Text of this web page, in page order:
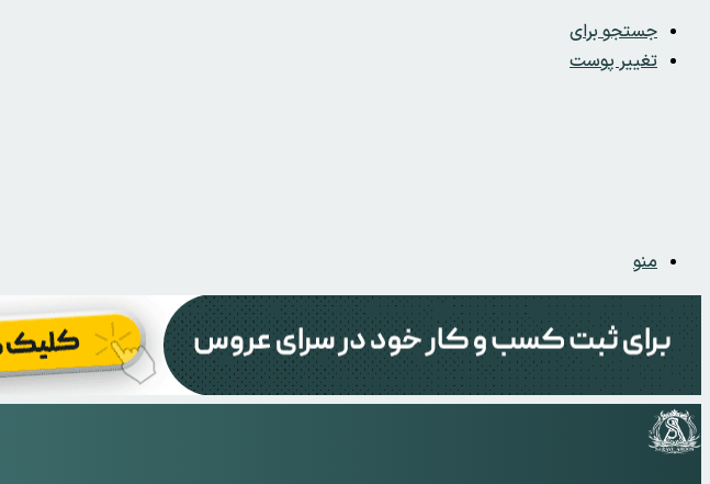
جستجو برای
تغییر پوست
منو